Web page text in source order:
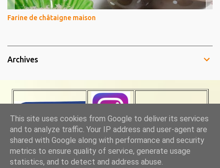
Farine de châtaigne maison
Archives
INSTAGRAM
This site uses cookies from Google to deliver its services
and to analyze traffic. Your IP address and user-agent are
shared with Google along with performance and security
metrics to ensure quality of service, generate usage
statistics, and to detect and address abuse.